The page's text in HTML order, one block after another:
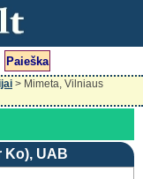
> Mimeta, Vilniaus
Ko), UAB